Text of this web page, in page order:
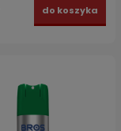
do koszyka